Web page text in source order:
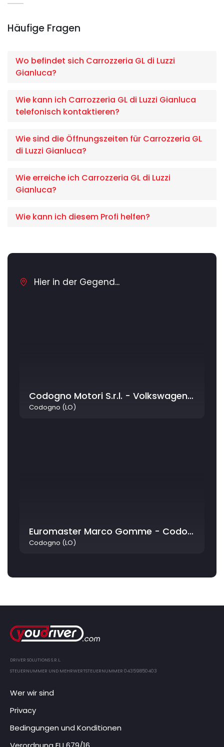
Häufige Fragen
Wo befindet sich Carrozzeria GL di Luzzi
Gianluca?
Wie kann ich Carrozzeria GL di Luzzi Gianluca
telefonisch kontaktieren?
Wie sind die Öffnungszeiten für Carrozzeria GL
di Luzzi Gianluca?
Wie erreiche ich Carrozzeria GL di Luzzi
Gianluca?
Wie kann ich diesem Profi helfen?
Hier in der Gegend...
Codogno Motori S.r.l. - Volkswagen Service
Codogno (LO)
Euromaster Marco Gomme - Codogno
Codogno (LO)
DRIVER SOLUTIONS S.R.L.
STEUERNUMMER UND MEHRWERTSTEUERNUMMER 04359850403
Wer wir sind
Privacy
Bedingungen und Konditionen